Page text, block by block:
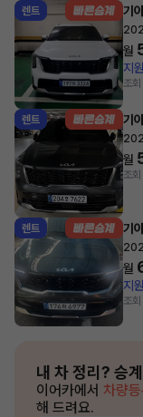
렌트 기
월
지
조
렌트 기
월
조
렌트 기
월
지
조
내 차 정리? 승
이어카에서 차량
해 드려요.